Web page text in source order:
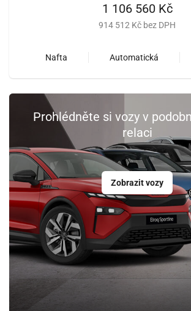
1 106 560 Kč
914 512 Kč bez DPH
Nafta Automatická
Prohlédněte si vozy v
relaci
Zobrazit vozy